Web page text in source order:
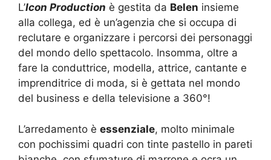
L’Icon Production è gestita da Belen insieme
alla collega, ed è un’agenzia che si occupa di
reclutare e organizzare i percorsi dei personaggi
del mondo dello spettacolo. Insomma, oltre a
fare la conduttrice, modella, attrice, cantante e
imprenditrice di moda, si è gettata nel mondo
del business e della televisione a 360°!
L’arredamento è essenziale, molto minimale
con pochissimi quadri con tinte pastello in pareti